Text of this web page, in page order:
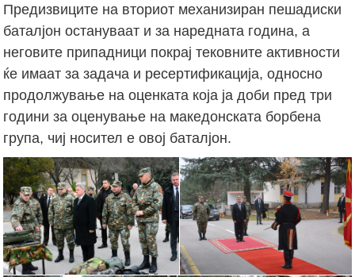
Прeдизвиците на вториот механизиран пешадиски
баталјон остануваат и за наредната година, а
неговите припадници покрај тековните активности
ќе имаат за задача и ресертификација, односно
продолжување на оценката која ја доби пред три
години за оценување на македонската борбена
група, чиј носител е овој баталјон.